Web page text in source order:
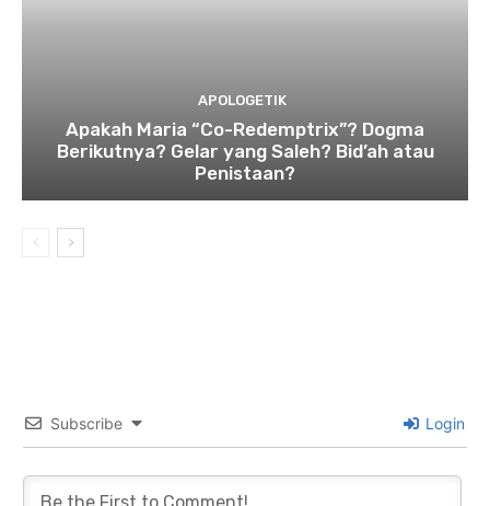
APOLOGETIK
Apakah Maria “Co-Redemptrix”? Dogma
Berikutnya? Gelar yang Saleh? Bid’ah atau
Penistaan?
Subscribe Login